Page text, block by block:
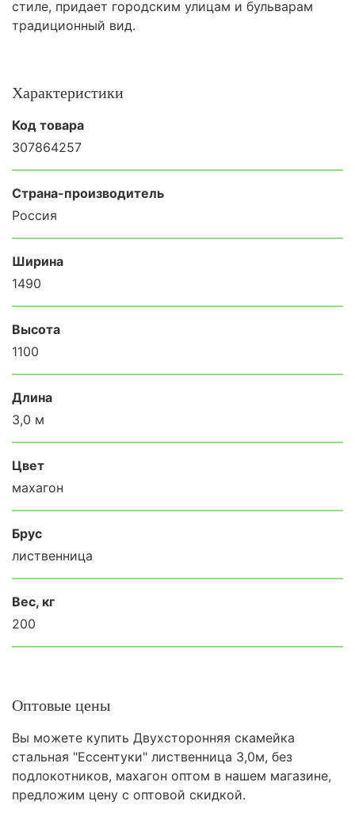
стиле, придает городским улицам и бульварам
традиционный вид.
Характеристики
Код товара
307864257
Страна-производитель
Россия
Ширина
1490
Высота
1100
Длина
3,0 м
Цвет
махагон
Брус
лиственница
Вес, кг
200
Оптовые цены
Вы можете купить Двухсторонняя скамейка
стальная "Ессентуки" лиственница 3,0м, без
подлокотников, махагон оптом в нашем магазине,
предложим цену с оптовой скидкой.